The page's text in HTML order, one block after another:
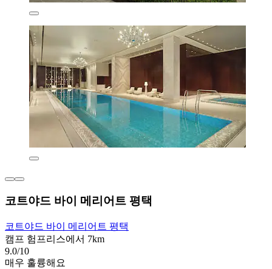
코트야드 바이 메리어트 평택
코트야드 바이 메리어트 평택
캠프 험프리스에서 7km
9.0/10
매우 훌륭해요